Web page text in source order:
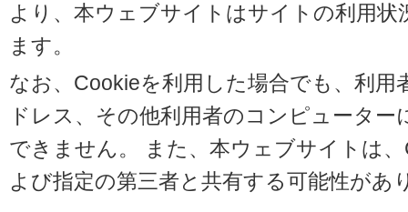
より、本ウェブサイトはサイトの利用
ます。
なお、Cookieを利用した場合でも、利用
ドレス、その他利用者のコンピュータ
できません。 また、本ウェブサイトは
よび指定の第三者と共有する可能性があ